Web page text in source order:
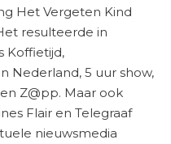
Het Vergeten Kind
resulteerde in
Koffietijd,
Nederland, 5 uur show,
Z@pp. Maar ook
Flair en Telegraaf
nieuwsmedia